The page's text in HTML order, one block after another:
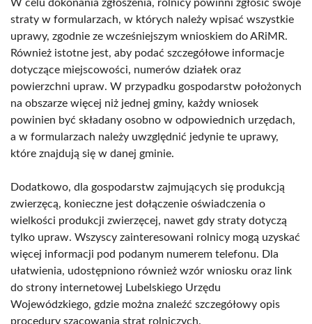
W celu dokonania zgłoszenia, rolnicy powinni zgłosić swoje
straty w formularzach, w których należy wpisać wszystkie
uprawy, zgodnie ze wcześniejszym wnioskiem do ARiMR.
Również istotne jest, aby podać szczegółowe informacje
dotyczące miejscowości, numerów działek oraz
powierzchni upraw. W przypadku gospodarstw położonych
na obszarze więcej niż jednej gminy, każdy wniosek
powinien być składany osobno w odpowiednich urzędach,
a w formularzach należy uwzględnić jedynie te uprawy,
które znajdują się w danej gminie.
Dodatkowo, dla gospodarstw zajmujących się produkcją
zwierzęcą, konieczne jest dołączenie oświadczenia o
wielkości produkcji zwierzęcej, nawet gdy straty dotyczą
tylko upraw. Wszyscy zainteresowani rolnicy mogą uzyskać
więcej informacji pod podanym numerem telefonu. Dla
ułatwienia, udostępniono również wzór wniosku oraz link
do strony internetowej Lubelskiego Urzędu
Wojewódzkiego, gdzie można znaleźć szczegółowy opis
procedury szacowania strat rolniczych.